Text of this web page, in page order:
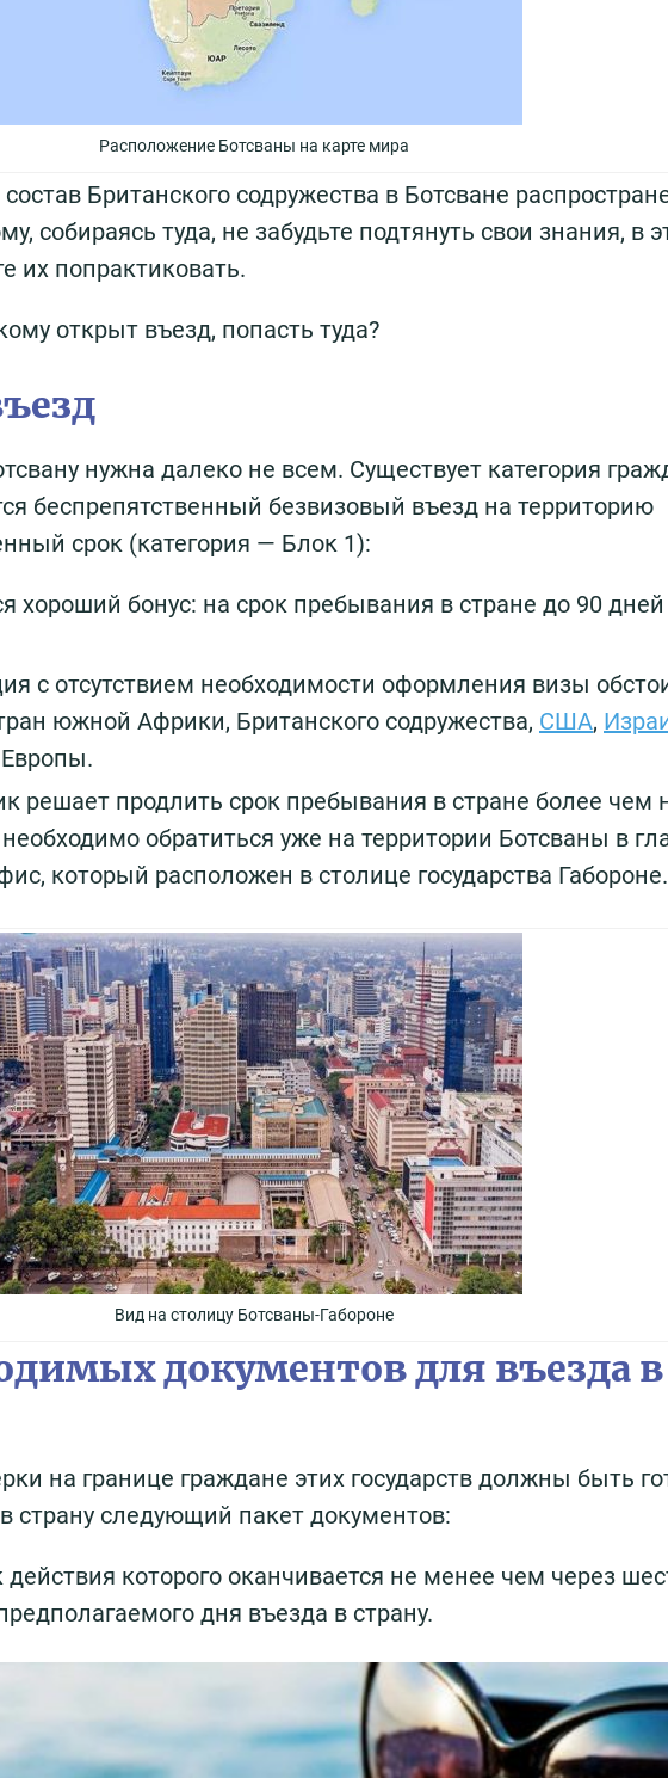
Расположение Ботсваны на карте мира
Британского содружества в Ботсване
собираясь туда, не забудьте подтянуть свои знания, в
их попрактиковать.
открыт въезд, попасть туда?
нужна далеко не всем. Существует категория
беспрепятственный безвизовый въезд на территорию
срок (категория — Блок 1):
хороший бонус: на срок пребывания в стране до 90
с отсутствием необходимости оформления визы
южной Африки, Британского содружества, США,
решает продлить срок пребывания в стране более чем
обратиться уже на территории Ботсваны в
который расположен в столице государства Габороне.
Вид на столицу Ботсваны-Габороне
документов для въезда в
на границе граждане этих государств должны быть
страну следующий пакет документов:
действия которого оканчивается не менее чем через
дня въезда в страну.